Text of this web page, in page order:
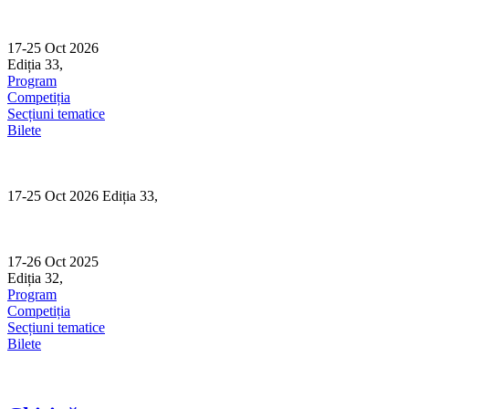
content
17-25 Oct 2026
Ediția 33,
Program
Competiția
Secțiuni tematice
Bilete
17-25 Oct 2026 Ediția 33,
17-26 Oct 2025
Ediția 32,
Program
Competiția
Secțiuni tematice
Bilete